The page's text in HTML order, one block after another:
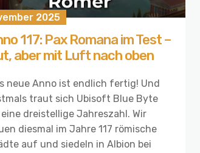
2025
117: Pax Romana im Test –
aber mit Luft nach oben
neue Anno ist endlich fertig! Und
traut sich Ubisoft Blue Byte
eine dreistellige Jahreszahl. Wir
diesmal im Jahre 117 römische
auf und siedeln in Albion bei